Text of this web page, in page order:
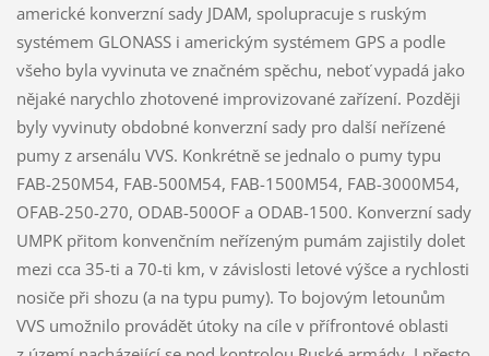
americké konverzní sady JDAM, spolupracuje s ruským
systémem GLONASS i americkým systémem GPS a podle
všeho byla vyvinuta ve značném spěchu, neboť vypadá jako
nějaké narychlo zhotovené improvizované zařízení. Později
byly vyvinuty obdobné konverzní sady pro další neřízené
pumy z arsenálu VVS. Konkrétně se jednalo o pumy typu
FAB-250M54, FAB-500M54, FAB-1500M54, FAB-3000M54,
OFAB-250-270, ODAB-500OF a ODAB-1500. Konverzní sady
UMPK přitom konvenčním neřízeným pumám zajistily dolet
mezi cca 35-ti a 70-ti km, v závislosti letové výšce a rychlosti
nosiče při shozu (a na typu pumy). To bojovým letounům
VVS umožnilo provádět útoky na cíle v přífrontové oblasti